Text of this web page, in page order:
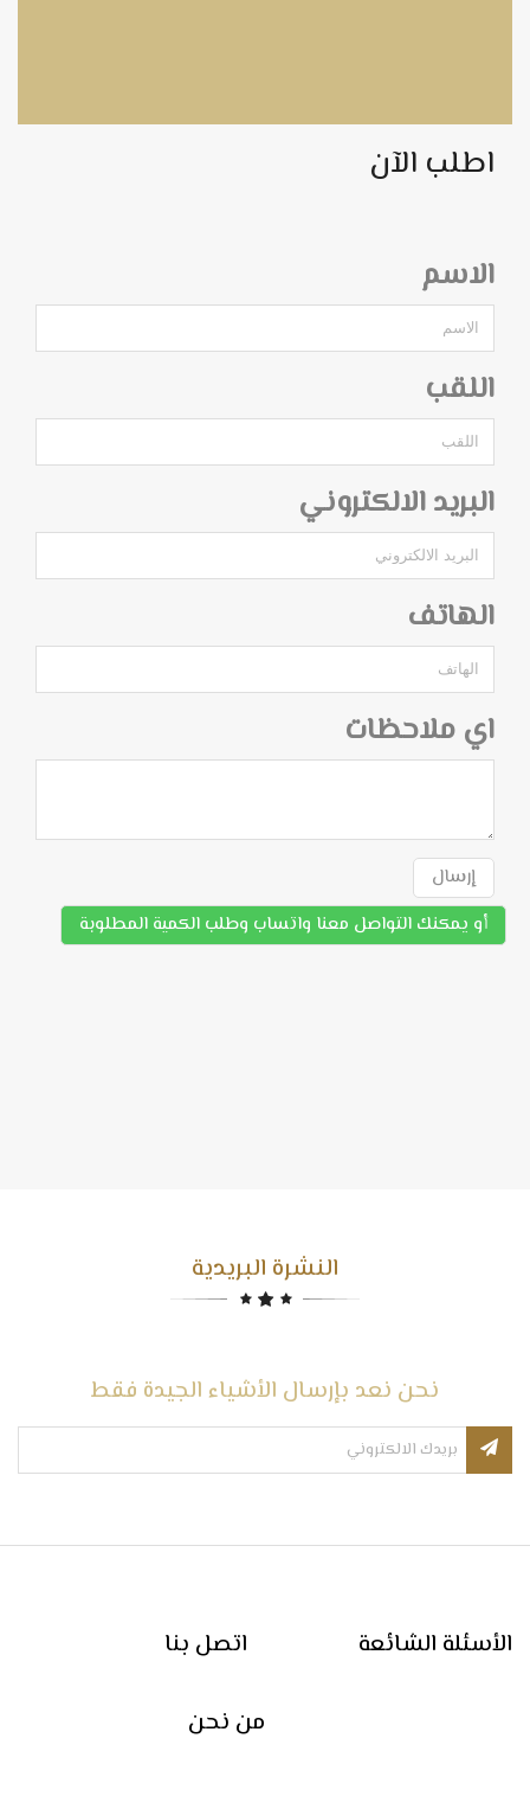
اطلب الآن
الاسم
اللقب
البريد الالكتروني
الهاتف
اي ملاحظات
إرسال
أو يمكنك التواصل معنا واتساب وطلب الكمية المطلوبة
النشرة البريدية
نحن نعد بإرسال الأشياء الجيدة فقط
اتصل بنا الأسئلة الشائعة
من نحن